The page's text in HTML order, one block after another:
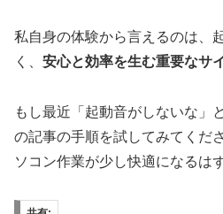
私自身の体験から言えるのは、
く、 安心と効率を生む重要なサ
もし最近「起動音がしないな」
の記事の手順を試してみてくだ
ソコン作業が少し快適になるは